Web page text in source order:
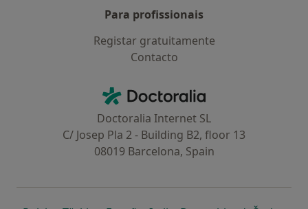
Para profissionais
Registar gratuitamente
Contacto
Doctoralia - Homepage
Doctoralia Internet SL
C/ Josep Pla 2 - Building B2, floor 13
08019 Barcelona, Spain